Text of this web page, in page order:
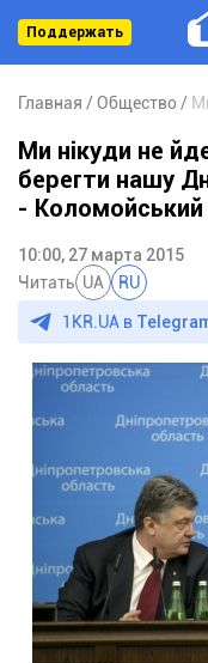
Поддержать
Главная Общество
Ми нікуди не
берегти нашу
- Коломойський
10:00, 27 марта 2015
Читать UA RU
1KR.UA в